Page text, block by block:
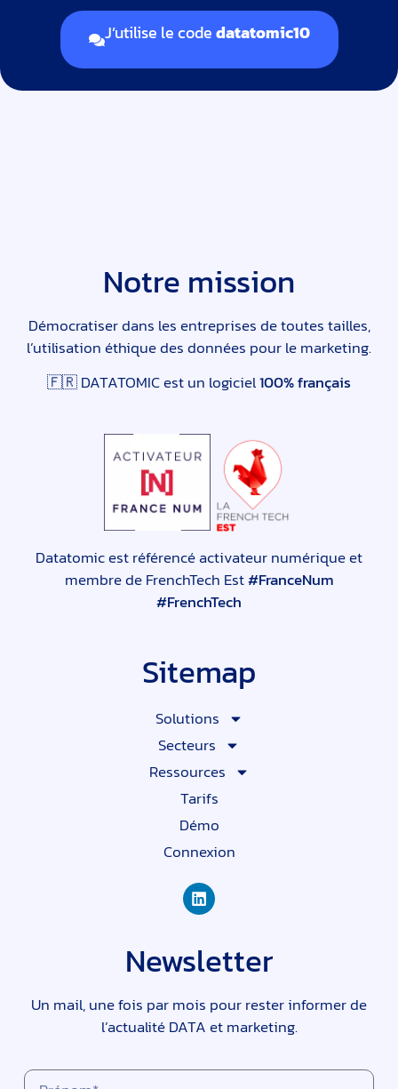
J’utilise le codedatatomic10
Notre mission
Démocratiser dans les entreprises de toutes tailles,
l’utilisation éthique des données pour le marketing.
🇫🇷 DATATOMIC est un logiciel100% français
Datatomic est référencé activateur numérique et
membre de FrenchTech Est#FranceNum
#FrenchTech
Sitemap
Solutions
Secteurs
Ressources
Tarifs
Démo
Connexion
Newsletter
Un mail, une fois par mois pour rester informer de
l’actualité DATA et marketing.